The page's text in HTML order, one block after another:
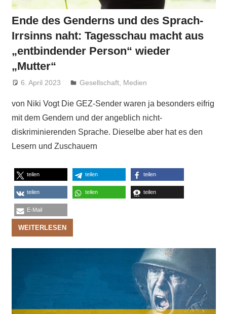
Ende des Genderns und des Sprach-
Irrsinns naht: Tagesschau macht aus
„entbindender Person“ wieder
„Mutter“
6. April 2023 Niki Vogt
Gesellschaft Medien
von Niki Vogt Die GEZ-Sender waren ja besonders eifrig
mit dem Gendern und der angeblich nicht-
diskriminierenden Sprache. Dieselbe aber hat es den
Lesern und Zuschauern
teilen teilen teilen
teilen teilen teilen
E-Mail
WEITERLESEN